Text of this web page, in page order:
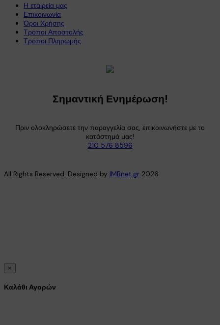
Η εταιρεία μας
Επικοινωνία
Όροι Χρήσης
Τρόποι Αποστολής
Τρόποι Πληρωμής
Σημαντική Ενημέρωση!
Πριν ολοκληρώσετε την παραγγελία σας, επικοινωνήστε με το
κατάστημά μας!
210 576 8596
All Rights Reserved. Designed by IMBnet.gr 2026
×
Καλάθι Αγορών